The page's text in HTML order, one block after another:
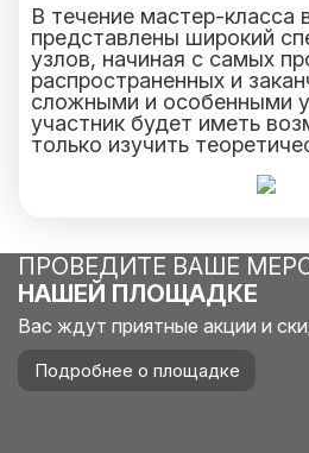
В течение мастер-класса
представлены широкий
узлов, начиная с самых
распространенных и
сложными и особенными
участник будет иметь
только изучить
для работы.
ПРОВЕДИТЕ ВАШЕ
НАШЕЙ ПЛОЩАДКЕ
Вас ждут приятные акции и
Подробнее о площадке